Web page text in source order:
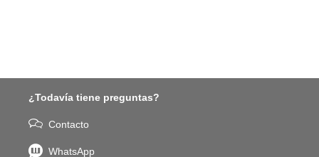
¿Todavía tiene preguntas?
Contacto
WhatsApp